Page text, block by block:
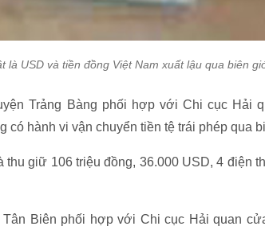
USD và tiền đồng Việt Nam xuất lậu qua biên
Trảng Bàng phối hợp với Chi cục Hải
hành vi vận chuyển tiền tệ trái phép qua
giữ 106 triệu đồng, 36.000 USD, 4 điện
Biên phối hợp với Chi cục Hải quan